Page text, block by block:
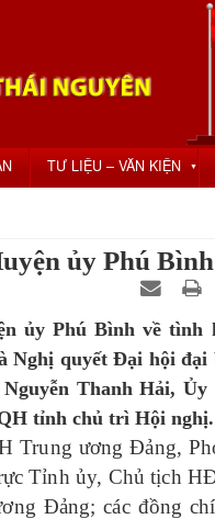
TƯ LIỆU – VĂN KIỆN ▼
ủy Phú Bình
ủy Phú Bình về tình
Nghị quyết Đại hội đại
Thanh Hải, Ủy
tỉnh chủ trì Hội nghị.
Trung ương Đảng,
Tỉnh ủy, Chủ tịch
Đảng; các đồng